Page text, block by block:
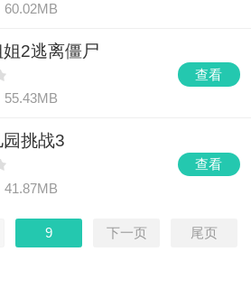
60.02MB
查看
2逃离僵尸
55.43MB
查看
挑战3
41.87MB
9 下一页 尾页